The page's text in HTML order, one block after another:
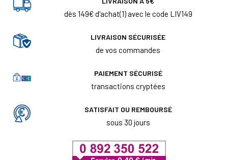
dès 149€ d'achat(1) avec le code LIV149
LIVRAISON SÉCURISÉE
de vos commandes
PAIEMENT SÉCURISÉ
transactions cryptées
SATISFAIT OU REMBOURSÉ
sous 30 jours